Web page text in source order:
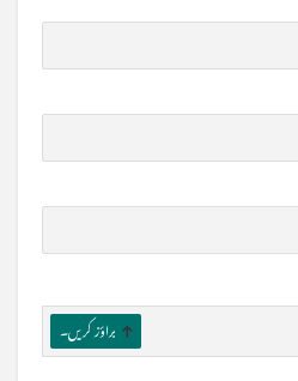
براؤز کریں۔